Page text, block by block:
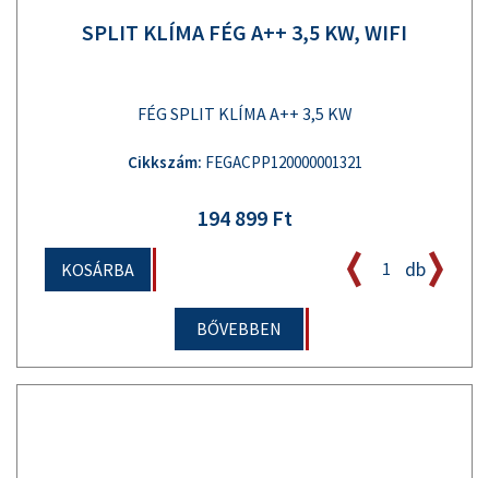
SPLIT KLÍMA FÉG A++ 3,5 KW, WIFI
FÉG SPLIT KLÍMA A++ 3,5 KW
Cikkszám: FEGACPP120000001321
194 899 Ft
KOSÁRBA db
BŐVEBBEN